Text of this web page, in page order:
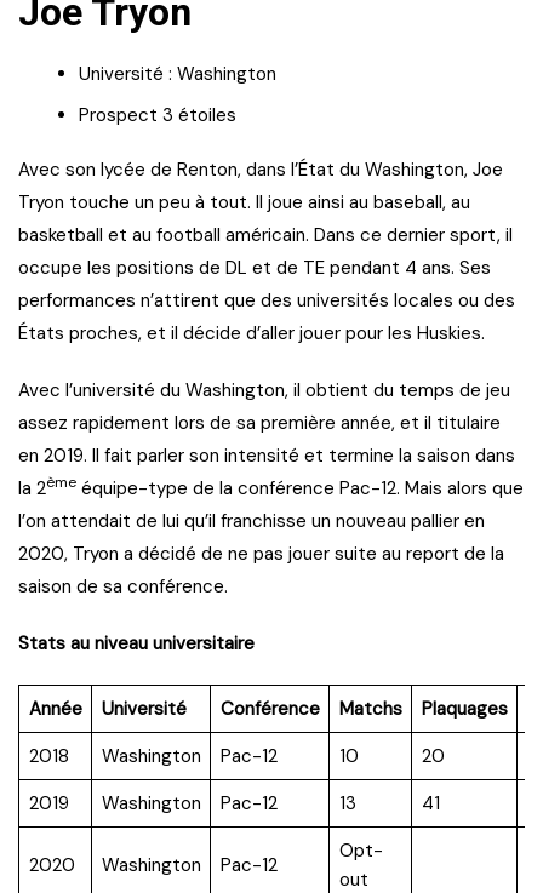
Joe Tryon
Université : Washington
Prospect 3 étoiles
Avec son lycée de Renton, dans l’État du Washington, Joe
Tryon touche un peu à tout. Il joue ainsi au baseball, au
basketball et au football américain. Dans ce dernier sport, il
occupe les positions de DL et de TE pendant 4 ans. Ses
performances n’attirent que des universités locales ou des
États proches, et il décide d’aller jouer pour les Huskies.
Avec l’université du Washington, il obtient du temps de jeu
assez rapidement lors de sa première année, et il titulaire
en 2019. Il fait parler son intensité et termine la saison dans
la 2ème équipe-type de la conférence Pac-12. Mais alors que
l’on attendait de lui qu’il franchisse un nouveau pallier en
2020, Tryon a décidé de ne pas jouer suite au report de la
saison de sa conférence.
Stats au niveau universitaire
Année Université Conférence Matchs Plaquages
2018
Washington Pac-12 10 20
2019
Washington Pac-12 13 41
2020 Washington Pac-12
Opt-
out